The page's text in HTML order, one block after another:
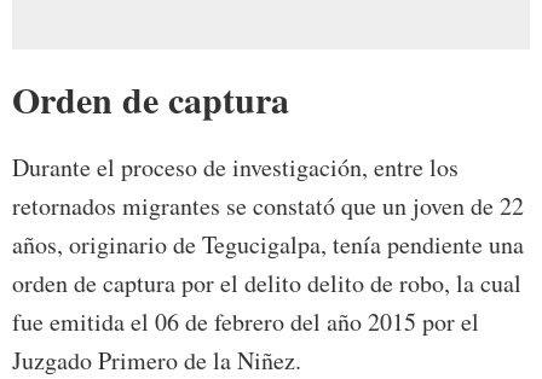
Orden de captura
Durante el proceso de investigación, entre los
retornados migrantes se constató que un joven de 22
años, originario de Tegucigalpa, tenía pendiente una
orden de captura por el delito delito de robo, la cual
fue emitida el 06 de febrero del año 2015 por el
Juzgado Primero de la Niñez.